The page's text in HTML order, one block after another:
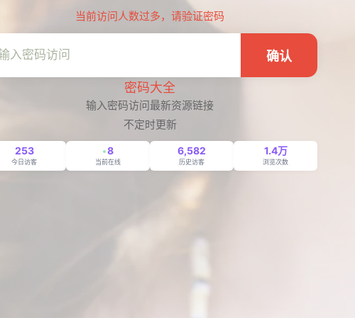
当前访问人数过多，请验证密码
确认
密码大全
输入密码访问最新资源链接
不定时更新
253
今日访客
8
当前在线
6,582
历史访客
1.4万
浏览次数